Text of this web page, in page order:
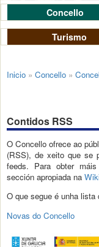
Concello
Turismo
Inicio » Concello »
Contidos RSS
O Concello ofrece ao
(RSS), de xeito que se
feeds. Para obter
sección apropiada na
O que segue é unha lista
Novas do Concello